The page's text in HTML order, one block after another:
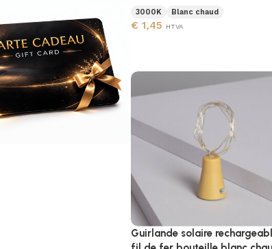
3000K Blanc chaud
€ 1,45 HTVA
Guirlande solaire